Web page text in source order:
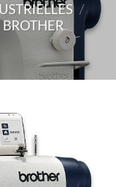
/
BROTHER